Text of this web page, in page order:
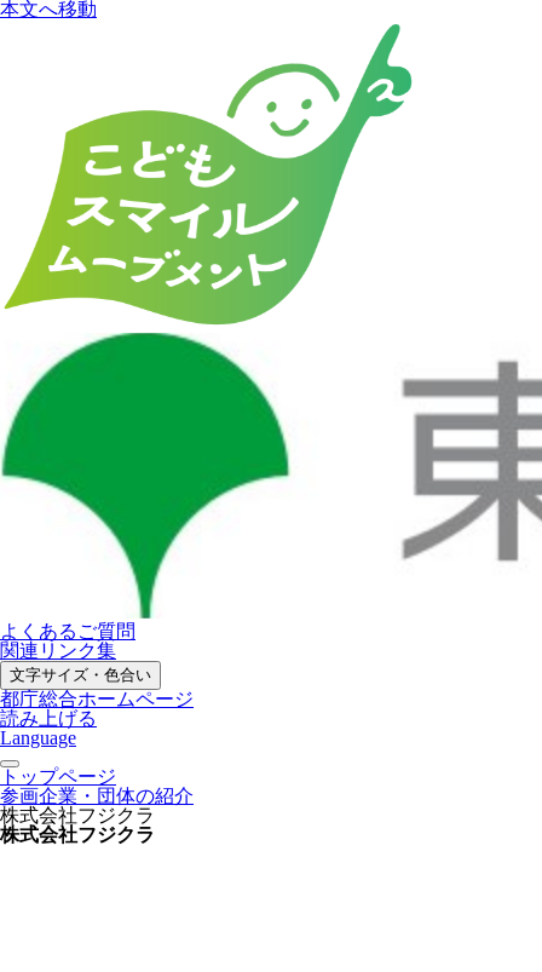
本文へ移動
よくあるご質問
関連リンク集
文字サイズ・色合い
都庁総合ホームページ
読み上げる
Language
トップページ
参画企業・団体の紹介
株式会社フジクラ
株式会社フジクラ